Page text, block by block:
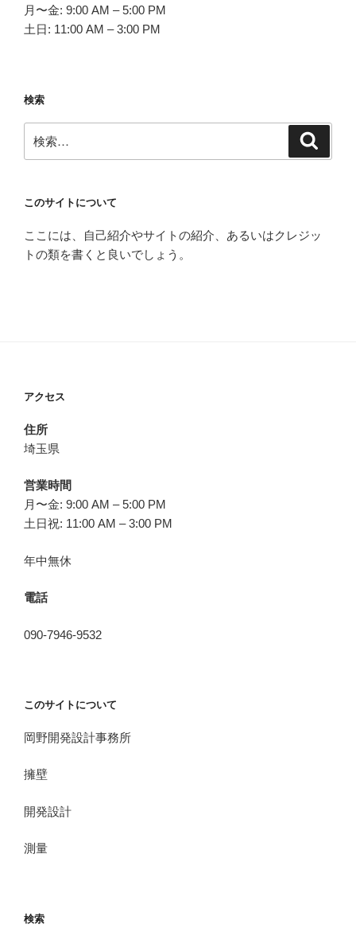
月〜金: 9:00 AM – 5:00 PM
土日: 11:00 AM – 3:00 PM
検索
索:
このサイトについて
ここには、自己紹介やサイトの紹介、あるいはクレジッ
トの類を書くと良いでしょう。
アクセス
住所
埼玉県
営業時間
月〜金: 9:00 AM – 5:00 PM
土日祝: 11:00 AM – 3:00 PM
年中無休
電話
090-7946-9532
このサイトについて
岡野開発設計事務所
擁壁
開発設計
測量
検索